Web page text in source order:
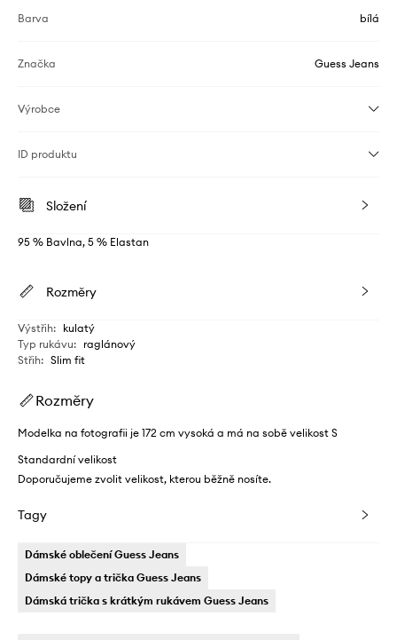
Barva bílá
Značka Guess Jeans
Výrobce
ID produktu
Složení
95 % Bavlna, 5 % Elastan
Rozměry
Výstřih: kulatý
Typ rukávu: raglánový
Střih: Slim fit
Rozměry
Modelka na fotografii je 172 cm vysoká a má na sobě velikost S
Standardní velikost
Doporučujeme zvolit velikost, kterou běžně nosíte.
Tagy
Dámské oblečení Guess Jeans
Dámské topy a trička Guess Jeans
Dámská trička s krátkým rukávem Guess Jeans